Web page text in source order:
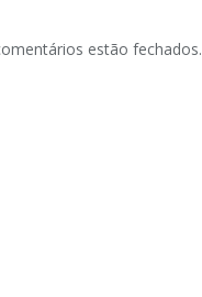
estão fechados.